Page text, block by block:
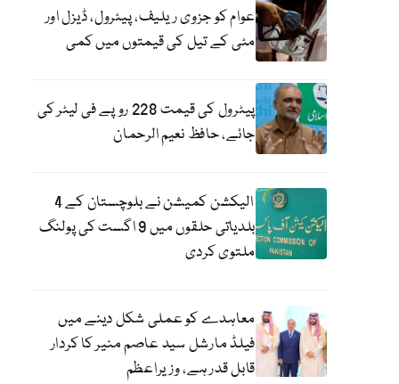
عوام کو جزوی ریلیف، پیٹرول، ڈیزل اور
مٹی کے تیل کی قیمتوں میں کمی
پیٹرول کی قیمت 228 روپے فی لیٹر کی
جائے، حافظ نعیم الرحمان
الیکشن کمیشن نے بلوچستان کے 4
بلدیاتی حلقوں میں 9 اگست کی پولنگ
ملتوی کردی
معاہدے کو عملی شکل دینے میں
فیلڈ مارشل سید عاصم منیر کا کردار
قابل قدر ہے، وزیراعظم